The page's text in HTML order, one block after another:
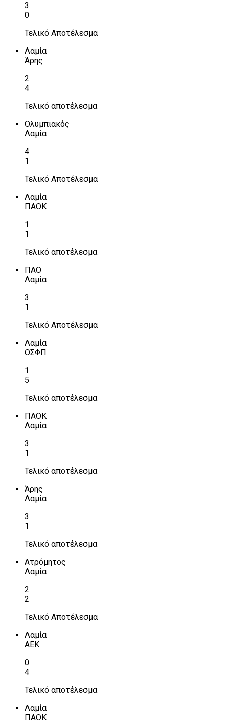
3
0
Τελικό Αποτέλεσμα
Λαμία
Άρης
2
4
Τελικό αποτέλεσμα
Ολυμπιακός
Λαμία
4
1
Τελικό Αποτέλεσμα
Λαμία
ΠΑΟΚ
1
1
Τελικό αποτέλεσμα
ΠΑΟ
Λαμία
3
1
Τελικό Αποτέλεσμα
Λαμία
ΟΣΦΠ
1
5
Τελικό αποτέλεσμα
ΠΑΟΚ
Λαμία
3
1
Τελικό αποτέλεσμα
Άρης
Λαμία
3
1
Τελικό αποτέλεσμα
Ατρόμητος
Λαμία
2
2
Τελικό Αποτέλεσμα
Λαμία
ΑΕΚ
0
4
Τελικό αποτέλεσμα
Λαμία
ΠΑΟΚ